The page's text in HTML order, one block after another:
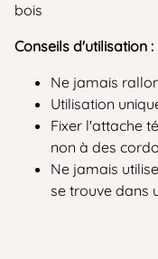
bois
Conseils d'utilisation :
Ne jamais
Utilisation
Fixer l'attache
non à des
Ne jamais
se trouve dans